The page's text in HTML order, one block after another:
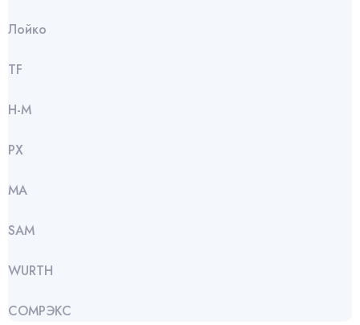
Лойко
TF
Н-М
РХ
МА
SАМ
WURTH
СОМРЭКС